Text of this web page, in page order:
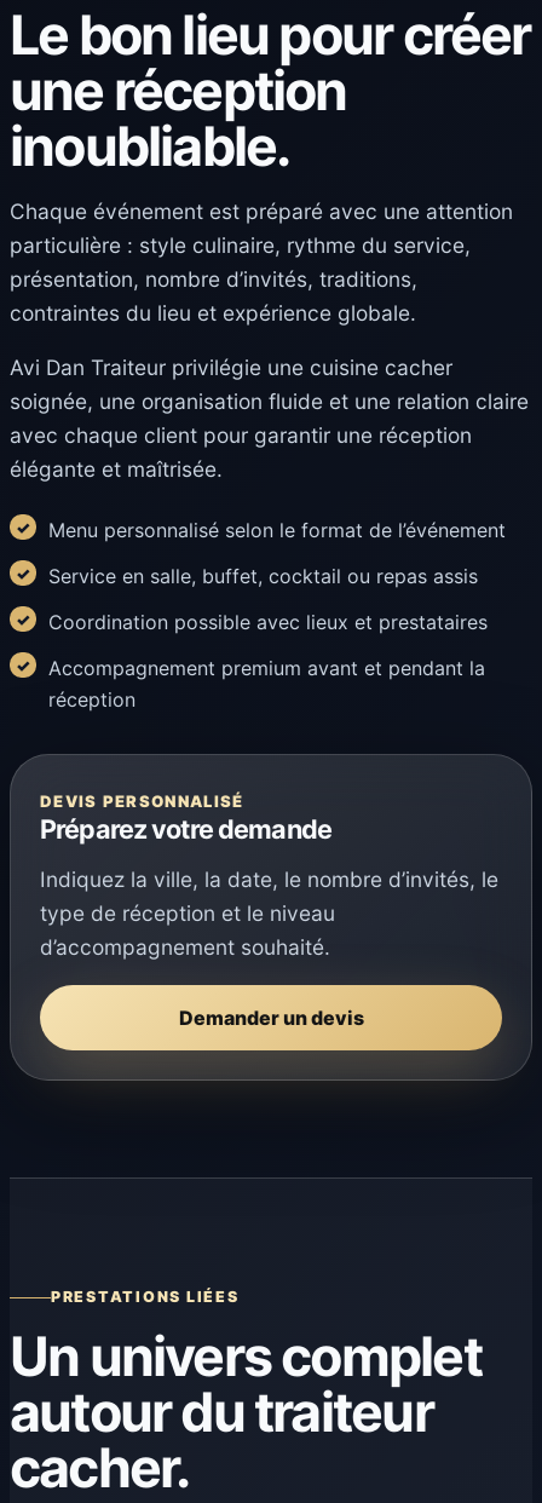
Le bon lieu pour créer
une réception
inoubliable.
Chaque événement est préparé avec une attention
particulière : style culinaire, rythme du service,
présentation, nombre d’invités, traditions,
contraintes du lieu et expérience globale.
Avi Dan Traiteur privilégie une cuisine cacher
soignée, une organisation fluide et une relation claire
avec chaque client pour garantir une réception
élégante et maîtrisée.
Menu personnalisé selon le format de l’événement
Service en salle, buffet, cocktail ou repas assis
Coordination possible avec lieux et prestataires
Accompagnement premium avant et pendant la
réception
DEVIS PERSONNALISÉ
Préparez votre demande
Indiquez la ville, la date, le nombre d’invités, le
type de réception et le niveau
d’accompagnement souhaité.
Demander un devis
PRESTATIONS LIÉES
Un univers complet
autour du traiteur
cacher.